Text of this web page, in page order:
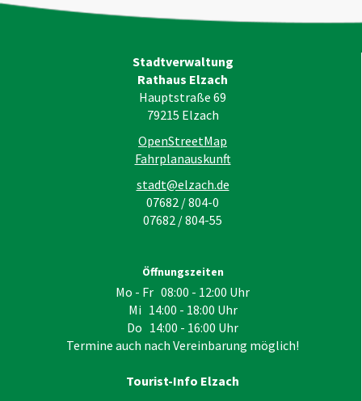
Stadtverwaltung
Rathaus Elzach
Hauptstraße 69
79215 Elzach
OpenStreetMap
Fahrplanauskunft
stadt@elzach.de
07682 / 804-0
07682 / 804-55
Öffnungszeiten
Mo - Fr 08:00 - 12:00 Uhr
Mi 14:00 - 18:00 Uhr
Do 14:00 - 16:00 Uhr
Termine auch nach Vereinbarung möglich!
Tourist-Info Elzach